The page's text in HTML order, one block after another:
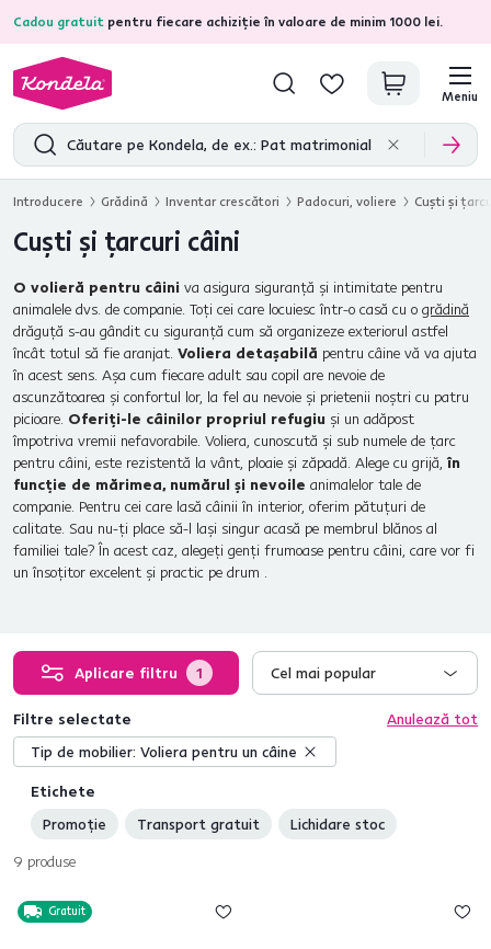
Cadou gratuit pentru fiecare achiziție în valoare de minim 1000 lei.
4,7 31.211 recenzii de produs verificate
Meniu
Introducere Grădină Inventar crescători Padocuri, voliere Cuşti şi
Cuşti şi ţarcuri câini
O volieră pentru câini va asigura siguranţă şi intimitate pentru
animalele dvs. de companie. Toţi cei care locuiesc într-o casă cu o grădină
drăguţă s-au gândit cu siguranţă cum să organizeze exteriorul astfel
încât totul să fie aranjat. Voliera detaşabilă pentru câine vă va ajuta
în acest sens. Aşa cum fiecare adult sau copil are nevoie de
ascunzătoarea şi confortul lor, la fel au nevoie şi prietenii noştri cu patru
picioare. Oferiţi-le câinilor propriul refugiu şi un adăpost
împotriva vremii nefavorabile. Voliera, cunoscută şi sub numele de ţarc
pentru câini, este rezistentă la vânt, ploaie şi zăpadă. Alege cu grijă, în
funcţie de mărimea, numărul şi nevoile animalelor tale de
companie. Pentru cei care lasă câinii în interior, oferim pătuţuri de
calitate. Sau nu-ţi place să-l laşi singur acasă pe membrul blănos al
familiei tale? În acest caz, alegeţi genţi frumoase pentru câini, care vor fi
un însoţitor excelent şi practic pe drum .
Aplicare filtru 1 Cel mai popular
Etichete
Promoție
Transport gratuit Lichidare stoc
Filtre selectate
Anulează tot
Tip de mobilier: Voliera pentru un câine
9 produse
Gratuit